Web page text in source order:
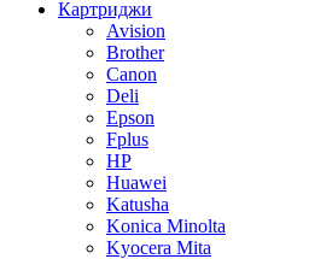
Картриджи
Avision
Brother
Canon
Deli
Epson
Fplus
HP
Huawei
Katusha
Konica Minolta
Kyocera Mita